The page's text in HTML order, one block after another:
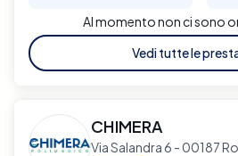
Al momento non ci sono
Vedi tutte le
CHIMERA
Via Salandra 6 - 00187